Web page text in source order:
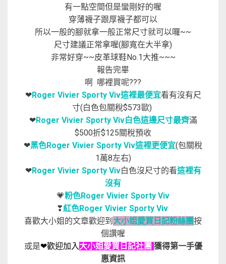
有一點空間但是蠻剛好的喔
穿薄襪子跟厚襪子都可以
所以一般的腳就拿一般正常尺寸就可以囉~~
尺寸建議正常拿喔(腳寬在大半拿)
非常好穿~~皮革球鞋No.1大推~~~
報告完畢
啊 哪裡買呢???
❤Roger Vivier Sporty Viv這裡最便宜看有沒有尺
寸(白色包關稅$573歐)
❤Roger Vivier Sporty Viv白色這邊尺寸最齊滿
$500折$125關稅預收
❤黑色Roger Vivier Sporty Viv這裡更便宜(包關稅
1萬8左右)
❤Roger Vivier Sporty Viv白色沒尺寸的看這裡有
沒有
💗粉色Roger Vivier Sporty Viv
❣紅色Roger Vivier Sporty Viv
喜歡大小姐的文章歡迎到 大小姐愛買日記粉絲團按
個讚喔
或是❤歡迎加入 大小姐愛買日記社團 獲得第一手優
惠資訊